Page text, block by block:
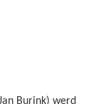
Burink) werd